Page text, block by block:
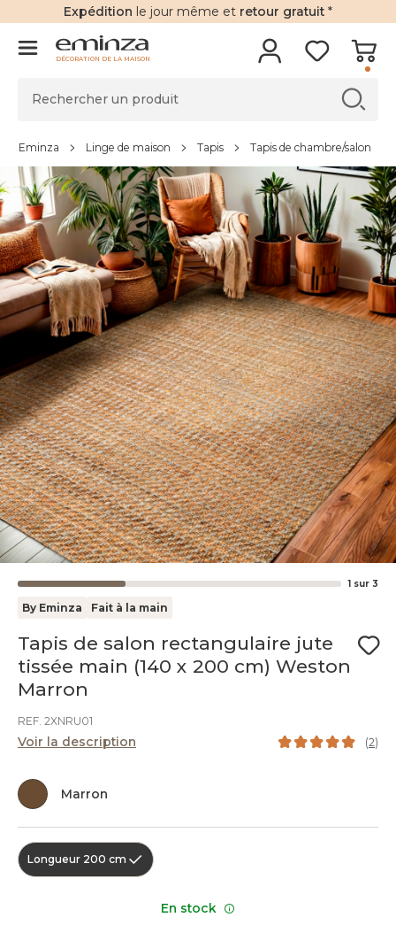
Expédition le jour même et retour gratuit *
DÉCORATION DE LA MAISON
Eminza Linge de maison Tapis Tapis de chambre/salon
1 sur 3
By Eminza Fait à la main
Tapis de salon rectangulaire jute
tissée main (140 x 200 cm) Weston
Marron
REF. 2XNRU01
Voir la description (2)
Marron
Longueur 200 cm